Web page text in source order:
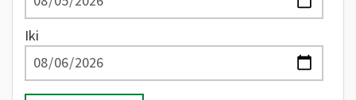
Iki